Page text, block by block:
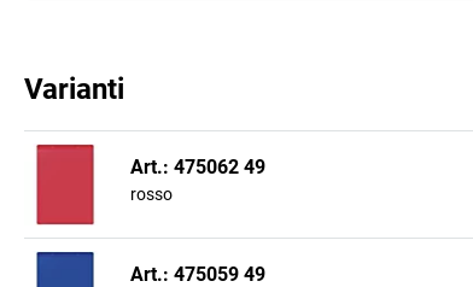
Varianti
Art.: 475062 49
rosso
Art.: 475059 49